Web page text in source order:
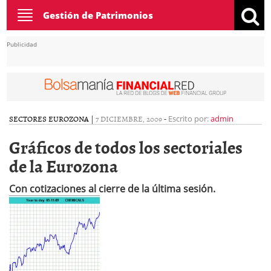
Toggle
navigation
Gestión de Patrimonios
Publicidad
SECTORES EUROZONA | 7 DICIEMBRE, 2009- Escrito por:admin
Gráficos de todos los sectoriales
de la Eurozona
Con cotizaciones al cierre de la última sesión.